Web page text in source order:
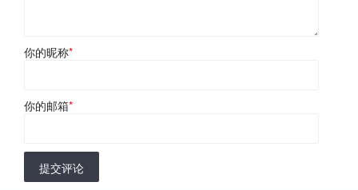
你的昵称*
你的邮箱*
提交评论